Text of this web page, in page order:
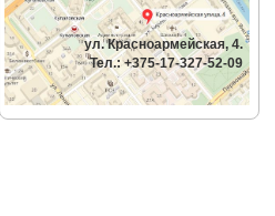
ул. Красноармейская, 4.
Тел.: +375-17-327-52-09